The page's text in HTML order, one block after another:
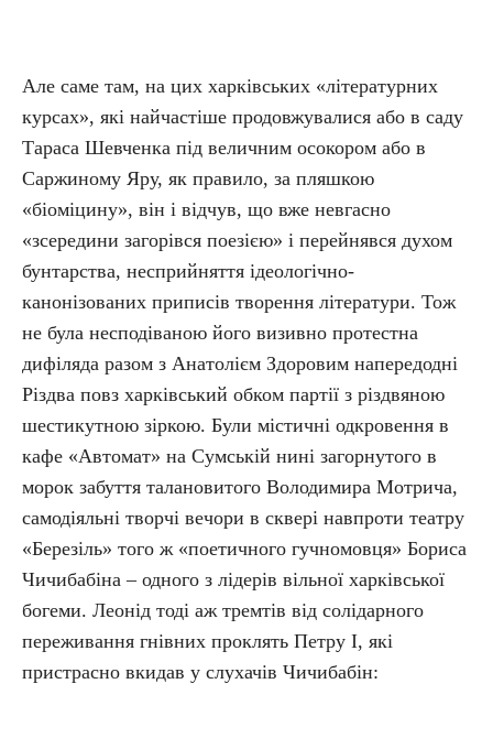
Але саме там, на цих харківських «літературних
курсах», які найчастіше продовжувалися або в саду
Тараса Шевченка під величним осокором або в
Саржиному Яру, як правило, за пляшкою
«біоміцину», він і відчув, що вже невгасно
«зсередини загорівся поезією» і перейнявся духом
бунтарства, несприйняття ідеологічно-
канонізованих приписів творення літератури. Тож
не була несподіваною його визивно протестна
дифіляда разом з Анатолієм Здоровим напередодні
Різдва повз харківський обком партії з різдвяною
шестикутною зіркою. Були містичні одкровення в
кафе «Автомат» на Сумській нині загорнутого в
морок забуття талановитого Володимира Мотрича,
самодіяльні творчі вечори в сквері навпроти театру
«Березіль» того ж «поетичного гучномовця» Бориса
Чичибабіна – одного з лідерів вільної харківської
богеми. Леонід тоді аж тремтів від солідарного
переживання гнівних проклять Петру І, які
пристрасно вкидав у слухачів Чичибабін: